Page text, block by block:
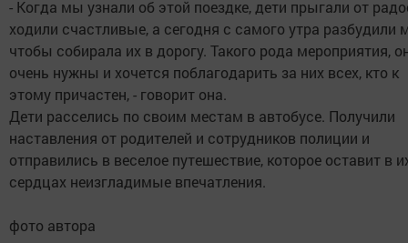
- Когда мы узнали об этой поездке, дети прыгали от
ходили счастливые, а сегодня с самого утра разбудили
чтобы собирала их в дорогу. Такого рода мероприятия,
очень нужны и хочется поблагодарить за них всех, кто к
этому причастен, - говорит она.
Дети расселись по своим местам в автобусе. Получили
наставления от родителей и сотрудников полиции и
отправились в веселое путешествие, которое оставит в
сердцах неизгладимые впечатления.
фото автора